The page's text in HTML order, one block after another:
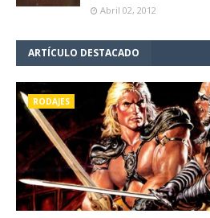
Abril 02, 2012
ARTÍCULO DESTACADO
RODAJES